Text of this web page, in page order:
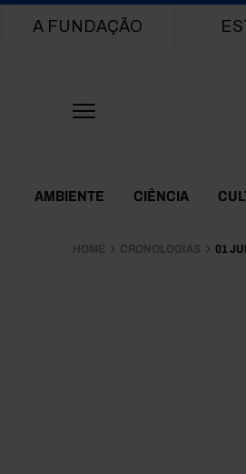
Main navigation
A FUNDAÇÃO
Themes Menu
AMBIENTE CIÊNCIA
HOME CRONOLOGIAS 01